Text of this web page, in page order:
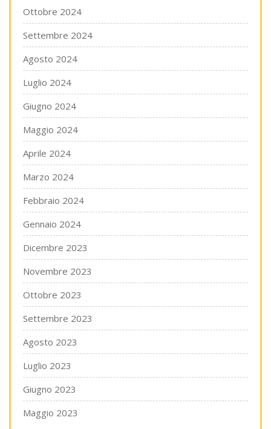
Ottobre 2024
Settembre 2024
Agosto 2024
Luglio 2024
Giugno 2024
Maggio 2024
Aprile 2024
Marzo 2024
Febbraio 2024
Gennaio 2024
Dicembre 2023
Novembre 2023
Ottobre 2023
Settembre 2023
Agosto 2023
Luglio 2023
Giugno 2023
Maggio 2023